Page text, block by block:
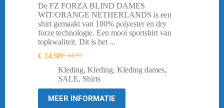
De FZ FORZA BLIND DAMES
WIT/ORANGE NETHERLANDS is een
shirt gemaakt van 100% polyester en dry
forze technologie. Een mooi sportshirt van
topkwaliteit. Dit is het ...
€44,95
Oorspronkelijke
prijs
was:
€ 14,98Huidige
prijs
is:
Kleding, Kleding, Kleding dames,
SALE, Shirts
MEER INFORMATIE